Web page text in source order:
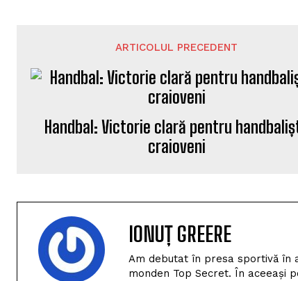
ARTICOLUL PRECEDENT
Handbal: Victorie clară pentru
craioveni
IONUȚ GREERE
Am debutat în presa sportivă în
monden Top Secret. În aceeași